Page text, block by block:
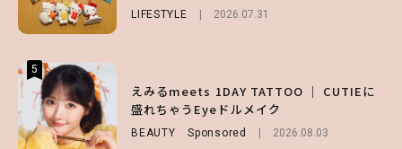
LIFESTYLE 2026.07.31
5
えみるmeets 1DAY TATTOO ｜ CUTIEに
盛れちゃうEyeドルメイク
BEAUTY Sponsored 2026.08.03
ENTERTAINMENT 2026.07.30
5
【森香澄】理想のスタイルはどう作る？体型
キープの秘訣や夏の過ごし方など独占インタ
ビュー！
ENTERTAINMENT 2026.07.31
BEAUTY Sponsored
5
【ハローキティ】がスシローと初コラボ♡
第1弾の気になるメニュー＆限定グッズを総
チェック！
2026.07.31